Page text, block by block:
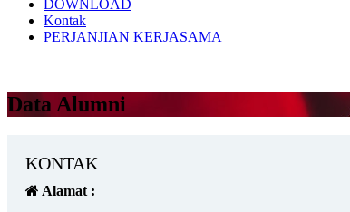
DOWNLOAD
Kontak
PERJANJIAN KERJASAMA
Data Alumni
KONTAK
Alamat :